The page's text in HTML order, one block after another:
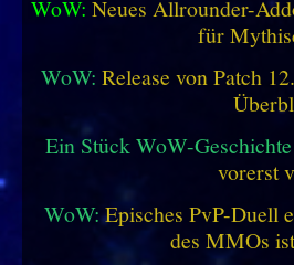
WoW: Neues Allrounder-
für
WoW: Release von Patch
Ein Stück WoW-
vorerst
WoW: Episches PvP-Duell
des MMOs